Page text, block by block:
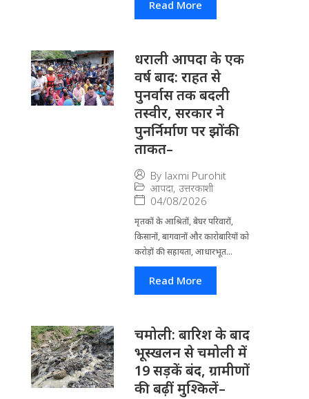
Read More
धराली आपदा के एक
वर्ष बाद: राहत से
पुनर्वास तक बदली
तस्वीर, सरकार ने
पुनर्निर्माण पर झोंकी
ताकत–
By laxmi Purohit
आपदा, उत्तरकाशी
04/08/2026
मृतकों के आश्रितों, बेघर परिवारों,
किसानों, बागवानों और कारोबारियों को
करोड़ों की सहायता, आधारभूत...
Read More
चमोली: बारिश के बाद
भूस्खलन से चमोली में
19 सड़कें बंद, ग्रामीणों
की बढ़ीं मुश्किलें–